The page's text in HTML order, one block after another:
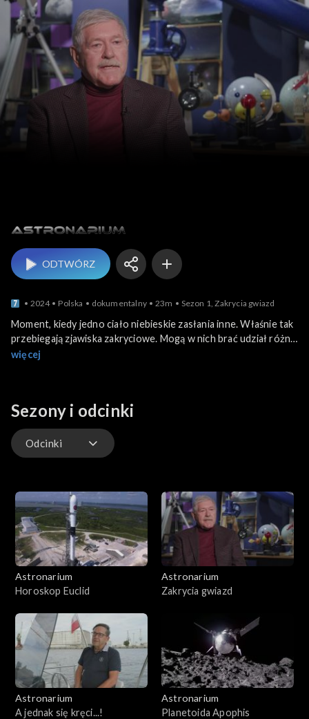
Astronarium
ODTWÓRZ
2024 Polska dokumentalny 23m Sezon 1, Zakrycia gwiazd
Moment, kiedy jedno ciało niebieskie zasłania inne. Właśnie tak
przebiegają zjawiska zakryciowe. Mogą w nich brać udział różne
obiekty. Za każdym razem jest to okazja, by dowiedzieć się o
więcej
Sezony i odcinki
Odcinki
Astronarium
Horoskop Euclid
Astronarium
Zakrycia gwiazd
Astronarium
A jednak się kręci...!
Astronarium
Planetoida Apophis